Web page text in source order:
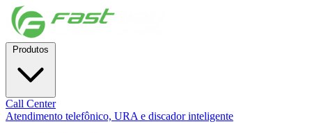
Call Center
Atendimento telefônico, URA e discador inteligente